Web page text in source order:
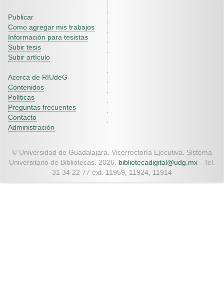
Publicar
Como agregar mis trabajos
Información para tesistas
Subir tesis
Subir artículo
Acerca de RIUdeG
Contenidos
Políticas
Preguntas frecuentes
Contacto
Administración
© Universidad de Guadalajara. Vicerrectoría Ejecutiva. Sistema
Universitario de Bibliotecas. 2026. bibliotecadigital@udg.mx - Tel.
31 34 22 77 ext. 11959, 11924, 11914